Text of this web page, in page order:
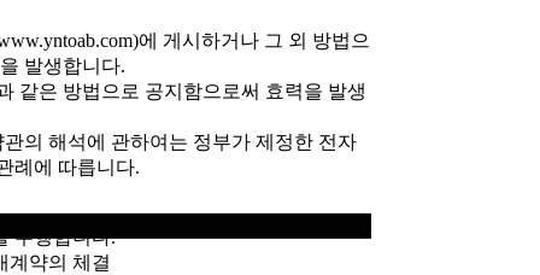
에 게시하거나 그 외 방법으
발생합니다.
같은 방법으로 공지함으로써 효력을 발생
의 해석에 관하여는 정부가 제정한 전자
례에 따릅니다.
수행합니다.
계약의 체결